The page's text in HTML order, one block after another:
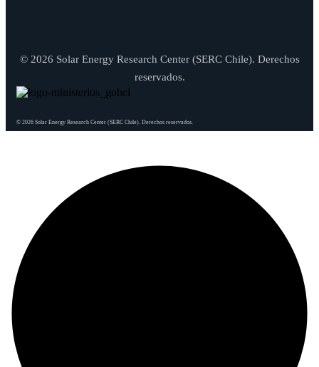
© 2026 Solar Energy Research Center (SERC Chile). Derechos
reservados.
© 2026 Solar Energy Research Center (SERC Chile). Derechos reservados.